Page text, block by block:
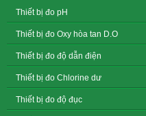
Thiết bị đo pH
Thiết bị đo Oxy hòa tan D.O
Thiết bị đo độ dẫn điện
Thiết bị đo Chlorine dư
Thiết bị đo độ đục